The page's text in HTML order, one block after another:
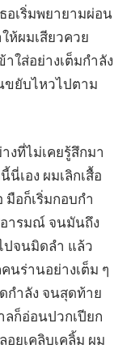
อเริ่มพยายามผ่อน
ห้ผมเสียวควย
ใส่อย่างเต็มกำลัง
ขยับไหวไปตาม
งที่ไม่เคยรู้สึกมา
เอง ผมเลิกเสื้อ
มือก็เริ่มกอบกำ
ารมณ์ จนมันถึง
ปจนมิดลำ แล้ว
นร่านอย่างเต็ม ๆ
กำลัง จนสุดท้าย
ลก็อ่อนปวกเปียก
ยเคลิบเคลิ้ม ผม